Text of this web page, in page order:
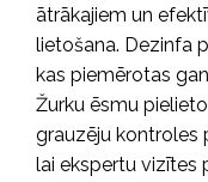
ātrākajiem un
lietošana. Dezinfa
kas piemērotas
Žurku ēsmu
grauzēju kontroles
lai ekspertu vizītes